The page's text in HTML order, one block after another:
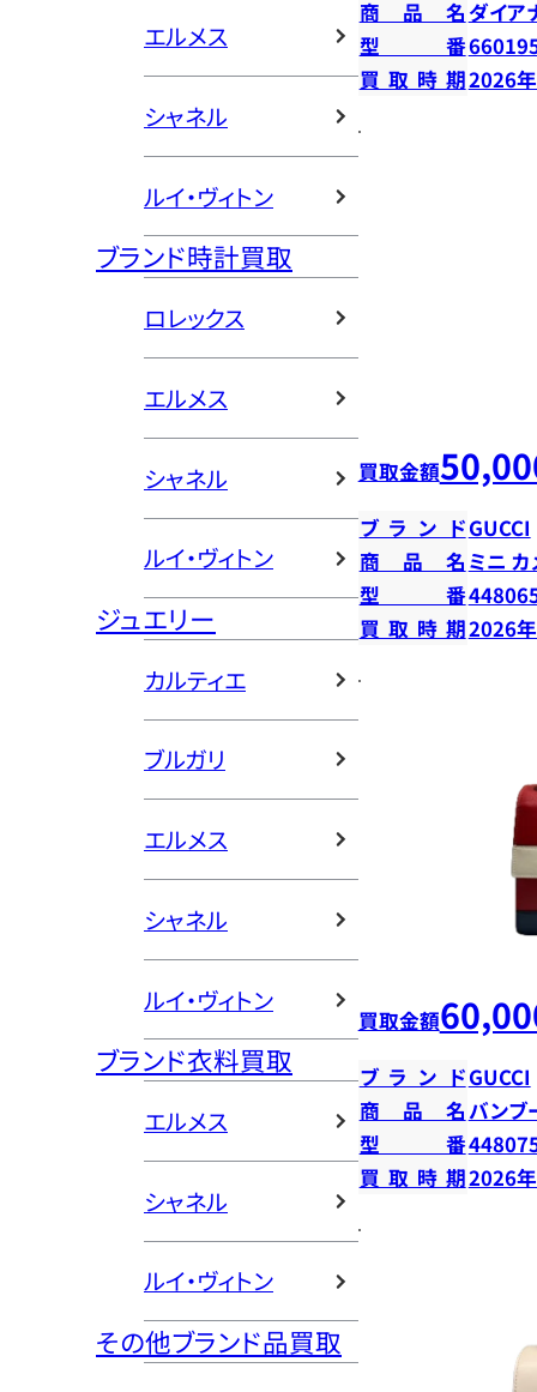
エルメス
シャネル
ルイ・ヴィトン
ブランド時計買取
ロレックス
エルメス
シャネル
ルイ・ヴィトン
ジュエリー
カルティエ
ブルガリ
エルメス
シャネル
ルイ・ヴィトン
ブランド衣料買取
エルメス
シャネル
ルイ・ヴィトン
その他ブランド品買取
商品名ダイア
型番
買取時期2026
買取金額
ブランドGUCCI
商品名 ミニ カ
型番
買取時期2026
買取金額
ブランドGUCCI
商品名バンブ
型番
買取時期2026